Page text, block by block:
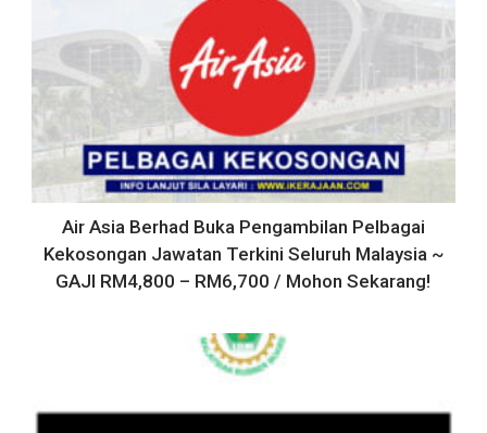
Air Asia Berhad Buka Pengambilan Pelbagai
Kekosongan Jawatan Terkini Seluruh Malaysia ~
GAJI RM4,800 – RM6,700 / Mohon Sekarang!